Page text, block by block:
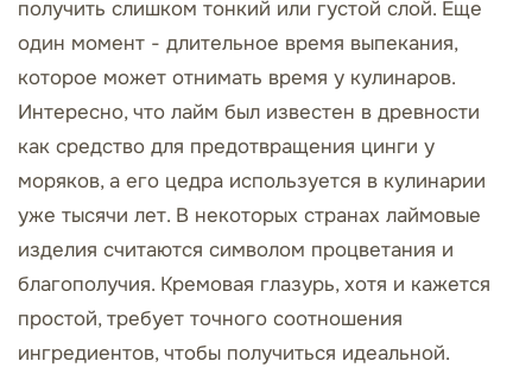
получить слишком тонкий или густой слой. Еще
один момент - длительное время выпекания,
которое может отнимать время у кулинаров.
Интересно, что лайм был известен в древности
как средство для предотвращения цинги у
моряков, а его цедра используется в кулинарии
уже тысячи лет. В некоторых странах лаймовые
изделия считаются символом процветания и
благополучия. Кремовая глазурь, хотя и кажется
простой, требует точного соотношения
ингредиентов, чтобы получиться идеальной.